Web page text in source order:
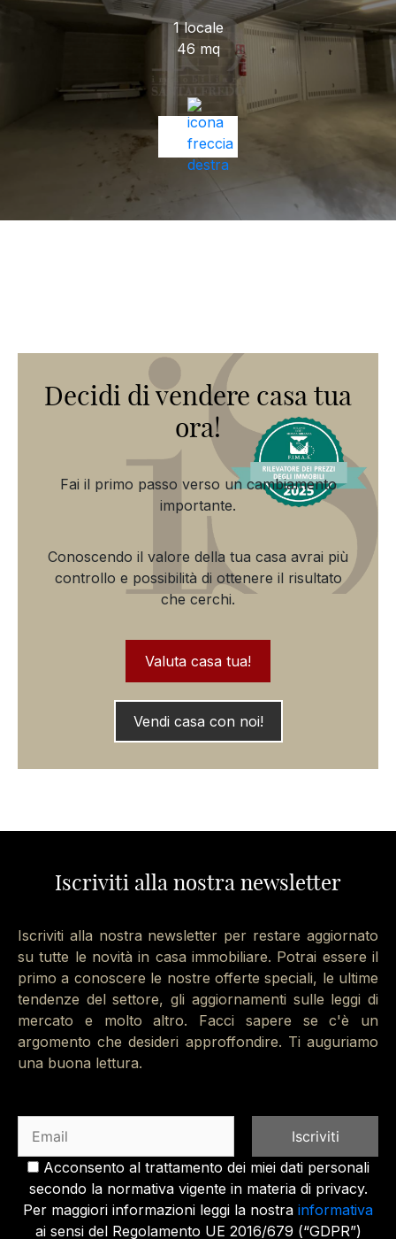
1 locale
46 mq
Decidi di vendere casa tua
ora!
Fai il primo passo verso un cambiamento
importante.
Conoscendo il valore della tua casa avrai più
controllo e possibilità di ottenere il risultato
che cerchi.
Valuta casa tua!
Vendi casa con noi!
Iscriviti alla nostra newsletter
Iscriviti alla nostra newsletter per restare aggiornato
su tutte le novità in casa immobiliare. Potrai essere il
primo a conoscere le nostre offerte speciali, le ultime
tendenze del settore, gli aggiornamenti sulle leggi di
mercato e molto altro. Facci sapere se c'è un
argomento che desideri approffondire. Ti auguriamo
una buona lettura.
Acconsento al trattamento dei miei dati personali
secondo la normativa vigente in materia di privacy.
Per maggiori informazioni leggi la nostra informativa
ai sensi del Regolamento UE 2016/679 (“GDPR”)